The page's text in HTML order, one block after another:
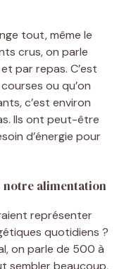
tout, même le
crus, on parle
par repas. C’est
ou qu’on
c’est environ
Ils ont peut-être
d’énergie pour
notre alimentation
représenter
quotidiens ?
on parle de 500 à
sembler beaucoup,